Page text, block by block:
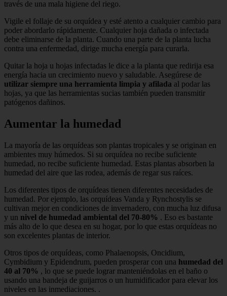
través de una mala higiene del riego.
Vigile el follaje de su orquídea y esté atento a cualquier cambio para
poder abordarlo rápidamente. Cualquier hoja dañada o infectada
debe eliminarse de la planta. Cuando una parte de la planta lucha
contra una enfermedad, dirige mucha energía para curarla.
Quitar la hoja u hojas infectadas le dice a la planta que redirija esa
energía hacia un crecimiento nuevo y saludable. Asegúrese de
utilizar siempre una herramienta limpia y afilada al podar las
hojas, ya que las herramientas sucias también pueden transmitir
patógenos dañinos.
Aumentar la humedad
La mayoría de las orquídeas son plantas tropicales y se originan en
ambientes muy húmedos. Si su orquídea no recibe suficiente
humedad, no recibe suficiente humedad. Estas plantas absorben la
humedad del aire que las rodea, además de regar sus raíces.
Los diferentes tipos de orquídeas tienen diferentes necesidades de
humedad. Por ejemplo, las orquídeas Vanda y Rynchostylis se
cultivan mejor en condiciones de invernadero, con mucha luz difusa
y un nivel de humedad ambiental del 70-80% . Eso es bastante
más alto de lo que desea en su hogar, por lo que estas orquídeas no
son excelentes plantas de interior.
Otros tipos de orquídeas, como Phalaenopsis, Oncidium,
Cymbidium y Epidendrum, pueden prosperar con una humedad del
40 al 70% , lo que se puede lograr manteniéndolas en el baño o
usando una bandeja de guijarros o un humidificador para elevar los
niveles en las inmediaciones. .